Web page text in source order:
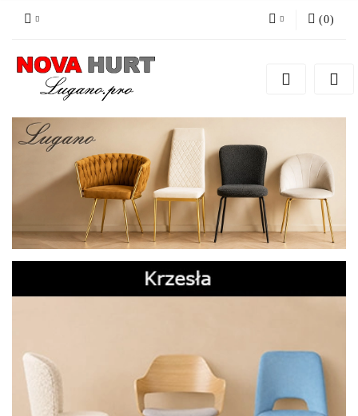
Zarejestruj się
(0)